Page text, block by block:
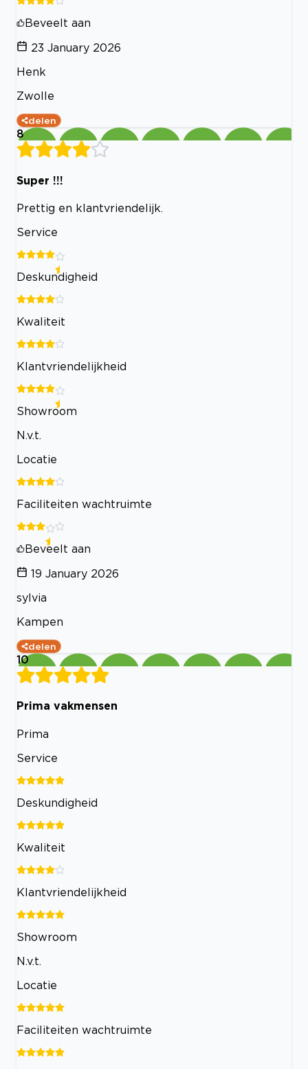
Beveelt aan
23 January 2026
Henk
Zwolle
delen
8
Super !!!
Prettig en klantvriendelijk.
Service
Deskundigheid
Kwaliteit
Klantvriendelijkheid
Showroom
N.v.t.
Locatie
Faciliteiten wachtruimte
Beveelt aan
19 January 2026
sylvia
Kampen
delen
10
Prima vakmensen
Prima
Service
Deskundigheid
Kwaliteit
Klantvriendelijkheid
Showroom
N.v.t.
Locatie
Faciliteiten wachtruimte